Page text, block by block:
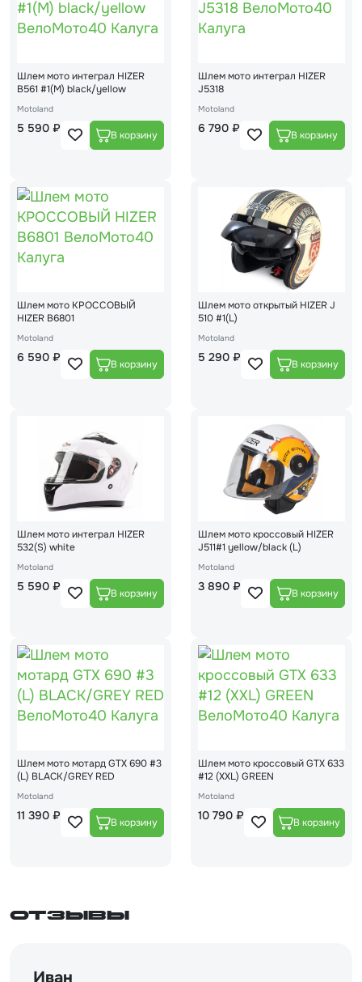
Шлем мото интеграл HIZER
B561 #1(М) black/yellow
Motoland
5 590 ₽
Шлем мото интеграл HIZER
J5318
Motoland
6 790 ₽
Шлем мото КРОССОВЫЙ
HIZER В6801
Motoland
6 590 ₽
Шлем мото открытый HIZER J
510 #1(L)
Motoland
5 290 ₽
Шлем мото интеграл HIZER
532(S) white
Motoland
5 590 ₽
Шлем мото кроссовый HIZER
J511#1 yellow/black (L)
Motoland
3 890 ₽
Шлем мото мотард GTX 690 #3
(L) BLACK/GREY RED
Motoland
11 390 ₽
Шлем мото кроссовый GTX 633
#12 (XXL) GREEN
Motoland
10 790 ₽
Отзывы
Иван